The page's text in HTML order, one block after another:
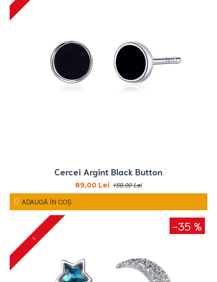
Cercei Argint Black Button
89,00 Lei 159,00 Lei
ADAUGĂ ÎN COŞ
-35 %